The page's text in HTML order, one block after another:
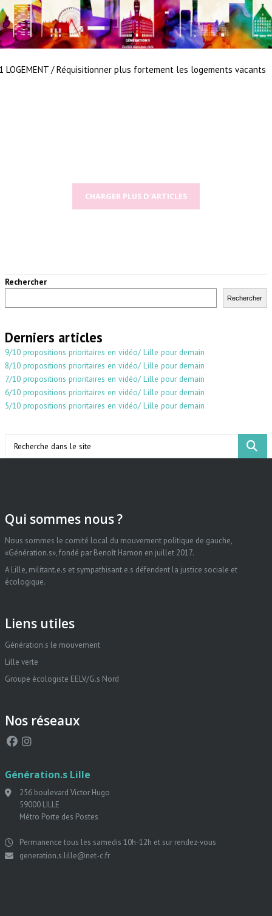
LOGEMENT / Réquisitionner plus fortement les logements vacants
CHARGER PLUS D'ARTICLES
Rechercher
Rechercher
Derniers articles
9/10 propositions prioritaires en vidéo/ Lille pour demain
8/10 propositions prioritaires en vidéo/ Lille pour demain
7/10 propositions prioritaires en vidéo/ Lille pour demain
6/10 propositions prioritaires en vidéo/ Lille pour demain
5/10 propositions prioritaires en vidéo/ Lille pour demain
Qui sommes nous ?
Nous sommes le comité local du mouvement politique de gauche,
«Génération.s», fondé par Benoît Hamon en juillet 2017.
A Lille, militant.e.s et sympathisant.e.s défendent la justice sociale et
écologique.
Liens utiles
Génération.s le mouvement
Lille verte
Groupe écologiste EELV/G.s Nord
Nos réseaux
Génération.s Lille
256 boulevard Victor Hugo
59000 LILLE
Métro Porte des Postes
Permanence tous les samedis 10h-12h et sur rendez-vous
generation.s.lille@net-c.fr